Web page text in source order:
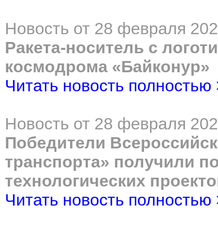
Новость от 28 февраля
Ракета-носитель с
космодрома «Байконур»
Читать новость полностью
Новость от 28 февраля
Победители
транспорта» получили
технологических
Читать новость полностью